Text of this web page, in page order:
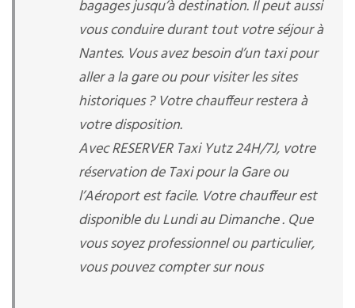
bagages jusqu’à destination. Il peut aussi
vous conduire durant tout votre séjour à
Nantes. Vous avez besoin d’un taxi pour
aller a la gare ou pour visiter les sites
historiques ? Votre chauffeur restera à
votre disposition.
Avec RESERVER Taxi Yutz 24H/7J, votre
réservation de Taxi pour la Gare ou
l’Aéroport est facile. Votre chauffeur est
disponible du Lundi au Dimanche . Que
vous soyez professionnel ou particulier,
vous pouvez compter sur nous